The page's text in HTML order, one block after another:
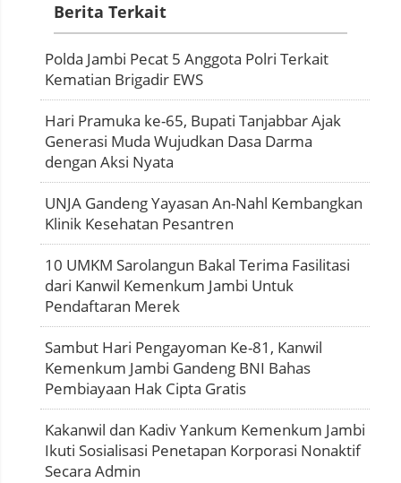
Berita Terkait
Polda Jambi Pecat 5 Anggota Polri Terkait
Kematian Brigadir EWS
Hari Pramuka ke-65, Bupati Tanjabbar Ajak
Generasi Muda Wujudkan Dasa Darma
dengan Aksi Nyata
UNJA Gandeng Yayasan An-Nahl Kembangkan
Klinik Kesehatan Pesantren
10 UMKM Sarolangun Bakal Terima Fasilitasi
dari Kanwil Kemenkum Jambi Untuk
Pendaftaran Merek
Sambut Hari Pengayoman Ke-81, Kanwil
Kemenkum Jambi Gandeng BNI Bahas
Pembiayaan Hak Cipta Gratis
Kakanwil dan Kadiv Yankum Kemenkum Jambi
Ikuti Sosialisasi Penetapan Korporasi Nonaktif
Secara Admin